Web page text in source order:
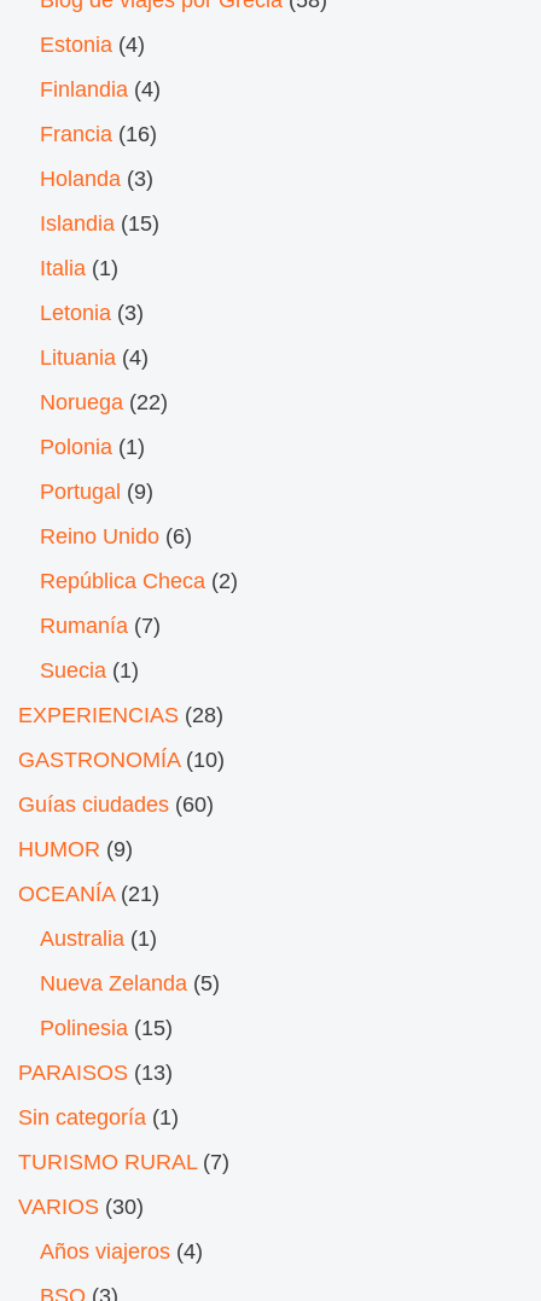
Estonia (4)
Finlandia (4)
Francia (16)
Holanda (3)
Islandia (15)
Italia (1)
Letonia (3)
Lituania (4)
Noruega (22)
Polonia (1)
Portugal (9)
Reino Unido (6)
República Checa (2)
Rumanía (7)
Suecia (1)
EXPERIENCIAS (28)
GASTRONOMÍA(10)
Guías ciudades (60)
HUMOR (9)
OCEANÍA(21)
Australia (1)
Nueva Zelanda (5)
Polinesia (15)
PARAISOS (13)
Sin categoría (1)
TURISMO RURAL(7)
VARIOS (30)
Años viajeros (4)
BSO (3)